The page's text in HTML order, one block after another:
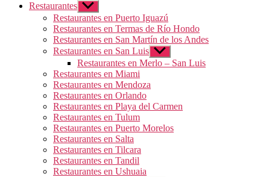
Restaurantes Mostrar
el
submenú
Restaurantes en Puerto Iguazú
Restaurantes en Termas de Río Hondo
Restaurantes en San Martín de los Andes
Restaurantes en San Luis Mostrar
el
submenú
Restaurantes en Merlo – San Luis
Restaurantes en Miami
Restaurantes en Mendoza
Restaurantes en Orlando
Restaurantes en Playa del Carmen
Restaurantes en Tulum
Restaurantes en Puerto Morelos
Restaurantes en Salta
Restaurantes en Tilcara
Restaurantes en Tandil
Restaurantes en Ushuaia